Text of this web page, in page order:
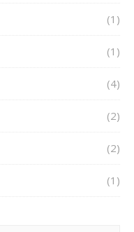
(1)
(1)
(4)
(2)
(2)
(1)